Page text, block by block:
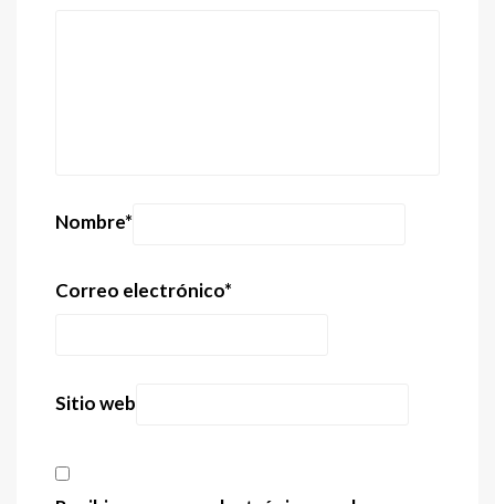
Nombre*
Correo electrónico*
Sitio web